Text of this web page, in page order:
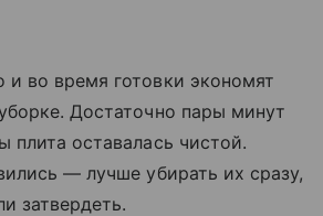
во время готовки экономят
Достаточно пары минут
плита оставалась чистой.
— лучше убирать их сразу,
затвердеть.